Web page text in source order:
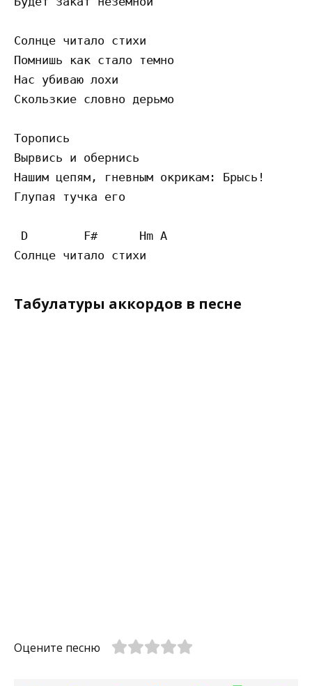
Солнце читало стихи
Помнишь как стало темно
Нас убиваю лохи
Скользкие словно дерьмо
Торопись
Вырвись и обернись
Нашим цепям, гневным окрикам: Брысь!
Глупая тучка его
D        F#      Hm A
Табулатуры аккордов в песне
Оцените песню